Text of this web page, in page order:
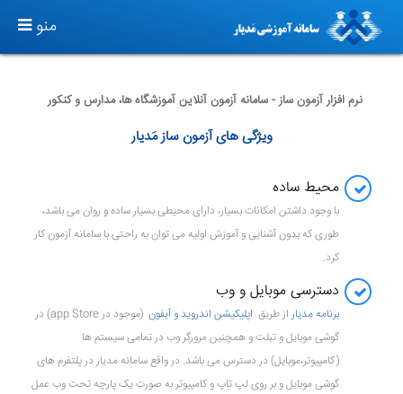
T
O
G
V
I
T
O
N
منو
نرم افزار آزمون ساز - سامانه آزمون آنلاین آموزشگاه ها، مدارس و کنکور
ویژگی های آزمون ساز مَدیار
محیط ساده
با وجود داشتن امکانات بسیار، دارای محیطی بسیار ساده و روان می باشد،
طوری که بدون آشنایی و آموزش اولیه می توان به راحتی با سامانه آزمون کار
کرد.
دسترسی موبایل و وب
برنامه مدیاراز طریق اپلیکیشن اندروید و آیفون
(موجود در app Store) در
گوشی موبایل و تبلت و همچنین مرورگر وب در تمامی سیستم ها
(کامپیوتر،موبایل) در دسترس می باشد. در واقع سامانه مدیار در پلتفرم های
گوشی موبایل و بر روی لپ تاپ و کامپیوتر به صورت یک پارچه تحت وب عمل